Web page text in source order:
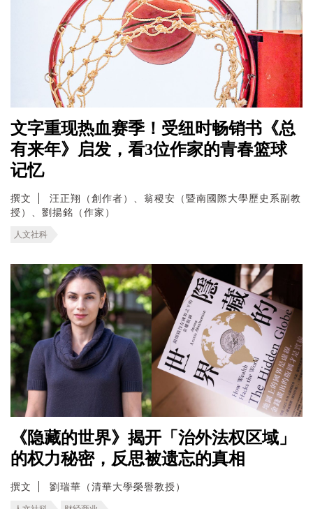
文字重现热血赛季！受纽时畅销书《总
有来年》启发，看3位作家的青春篮球
记忆
撰文
汪正翔（創作者）、翁稷安（暨南國際大學歷史系副教
授）、劉揚銘（作家）
人文社科
《隐藏的世界》揭开「治外法权区域」
的权力秘密，反思被遗忘的真相
撰文 劉瑞華（清華大學榮譽教授）